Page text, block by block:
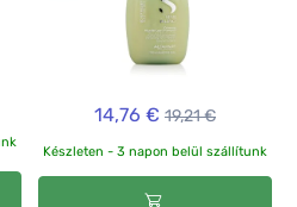
14,76 € 19,21 €
Készleten - 3 napon belül szállítunk